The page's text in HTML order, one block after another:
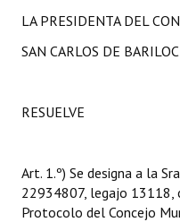
Ciudadano Ilustre -
Banca del Vecino -
Reconocimientos - Registro
Bariloche, Municipio
LA PRESIDENTA DEL
SAN CARLOS DE
RESUELVE
Art. 1.º) Se designa a la
22934807, legajo 13118,
Protocolo del Concejo